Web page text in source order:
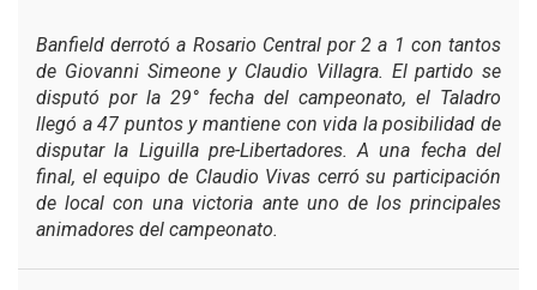
Banfield derrotó a Rosario Central por 2 a 1 con tantos
de Giovanni Simeone y Claudio Villagra. El partido se
disputó por la 29° fecha del campeonato, el Taladro
llegó a 47 puntos y mantiene con vida la posibilidad de
disputar la Liguilla pre-Libertadores. A una fecha del
final, el equipo de Claudio Vivas cerró su participación
de local con una victoria ante uno de los principales
animadores del campeonato.